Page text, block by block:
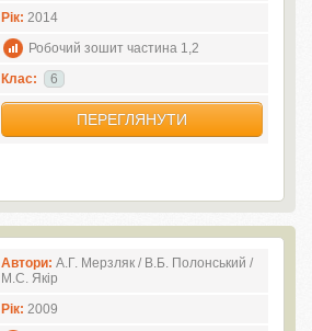
Рік: 2014
Робочий зошит частина 1,2
Клас:
6
ПЕРЕГЛЯНУТИ
Автори: А.Г. Мерзляк / В.Б. Полонський /
М.С. Якір
Рік: 2009